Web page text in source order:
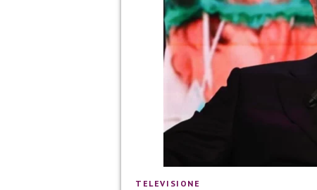
TELEVISIONE